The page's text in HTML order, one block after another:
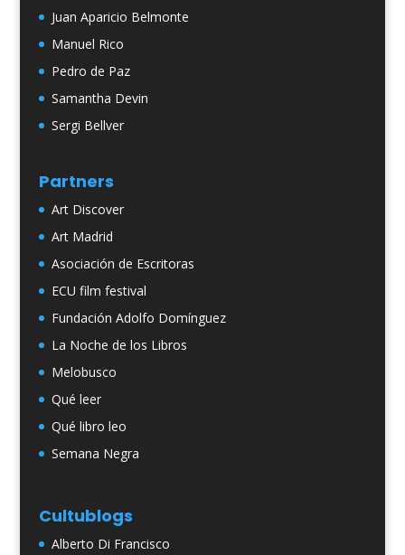
Juan Aparicio Belmonte
Manuel Rico
Pedro de Paz
Samantha Devin
Sergi Bellver
Partners
Art Discover
Art Madrid
Asociación de Escritoras
ECU film festival
Fundación Adolfo Domínguez
La Noche de los Libros
Melobusco
Qué leer
Qué libro leo
Semana Negra
Cultublogs
Alberto Di Francisco